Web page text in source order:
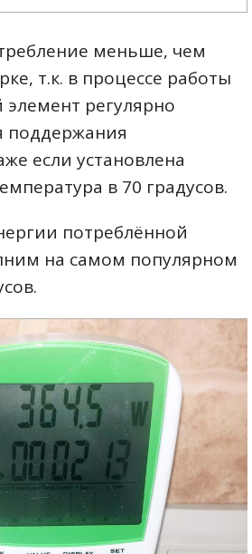
меньше, чем
т.к. в процессе работы
регулярно
поддержания
если установлена
в 70 градусов.
потреблённой
на самом популярном